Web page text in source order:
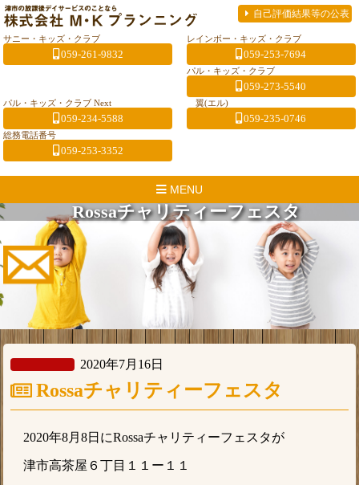
自己評価結果等の公表
サニー・キッズ・クラブ
059-261-9832
レインボー・キッズ・クラブ
059-253-7694
パル・キッズ・クラブ
059-273-5540
パル・キッズ・クラブ Next
059-234-5588
翼(エル)
059-235-0746
総務電話番号
059-253-3352
MENU
Rossaチャリティーフェスタ
2020年7月16日
Rossaチャリティーフェスタ
2020年8月8日にRossaチャリティーフェスタが
津市高茶屋６丁目１１ー１１